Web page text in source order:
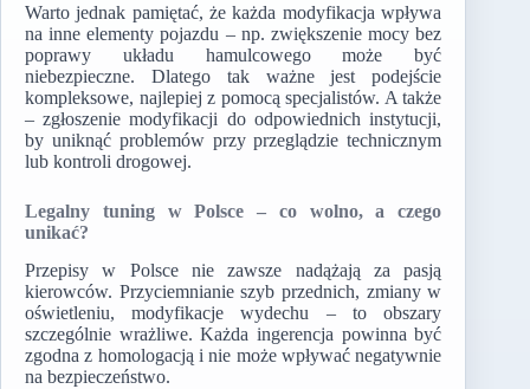
Warto jednak pamiętać, że każda modyfikacja wpływa
na inne elementy pojazdu – np. zwiększenie mocy bez
poprawy układu hamulcowego może być
niebezpieczne. Dlatego tak ważne jest podejście
kompleksowe, najlepiej z pomocą specjalistów. A także
– zgłoszenie modyfikacji do odpowiednich instytucji,
by uniknąć problemów przy przeglądzie technicznym
lub kontroli drogowej.
Legalny tuning w Polsce – co wolno, a czego
unikać?
Przepisy w Polsce nie zawsze nadążają za pasją
kierowców. Przyciemnianie szyb przednich, zmiany w
oświetleniu, modyfikacje wydechu – to obszary
szczególnie wrażliwe. Każda ingerencja powinna być
zgodna z homologacją i nie może wpływać negatywnie
na bezpieczeństwo.